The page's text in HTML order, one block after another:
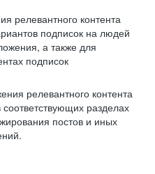
релевантного контента
подписок на людей
а также для
подписок
релевантного контента
разделах
постов и иных